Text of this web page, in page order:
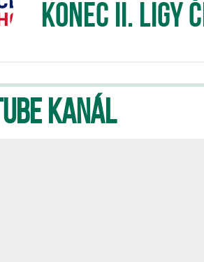
Konec II. Ligy
KANÁL